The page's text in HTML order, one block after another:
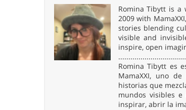
Romina Tibytt is a
2009 with
stories blending
visible and
inspire, open
Romina Tibytt es
MamaXXI, uno
historias que
mundos visibles
inspirar, abrir la